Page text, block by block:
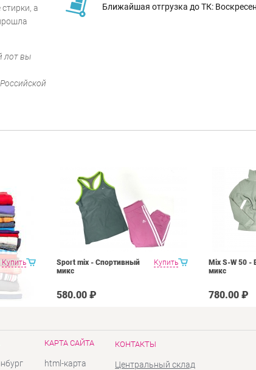
Ближайшая отгрузка до ТК:
а
лот вы
Купить Купить
Sport mix - Спортивный
микс
580.00 ₽
Mix S-W 50 -
микс
780.00 ₽
КАРТА САЙТА
html-карта
КОНТАКТЫ
Центральный склад